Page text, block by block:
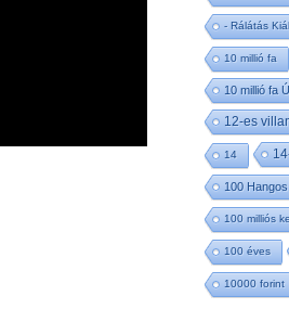
- Rálátás
10 millió fa
10 millió fa
12-es
14
100
100 milliós
100 éves
10000 forint